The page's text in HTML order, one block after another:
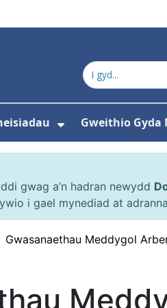
ni
Gweithio Gyda
gwag a’n hadran newydd
i gael mynediad at
Gwasanaethau Meddygol